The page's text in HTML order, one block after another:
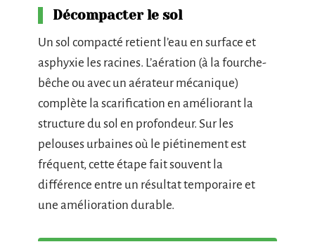
Décompacter le sol
Un sol compacté retient l’eau en surface et
asphyxie les racines. L’aération (à la fourche-
bêche ou avec un aérateur mécanique)
complète la scarification en améliorant la
structure du sol en profondeur. Sur les
pelouses urbaines où le piétinement est
fréquent, cette étape fait souvent la
différence entre un résultat temporaire et
une amélioration durable.